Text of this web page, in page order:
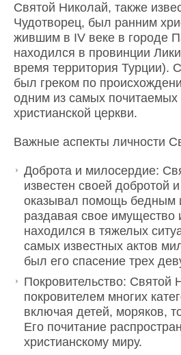
Святой Николай, также
Чудотворец, был ранним
жившим в IV веке в городе
находился в провинции
время территория Турции).
был греком по
одним из самых почитаемых
христианской церкви.
Важные аспекты личности
Доброта и милосердие:
известен своей добротой
оказывал помощь
раздавая свое имущество
находился в тяжелых
самых известных актов
был его спасение трех
Покровительство: Святой
покровителем многих
включая детей, моряков,
Его почитание
христианскому миру.